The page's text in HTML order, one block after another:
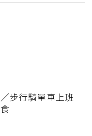
步行騎單車上班